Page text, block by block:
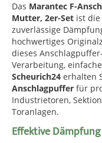
Das Marantec F-
Mutter, 2er-Set ist
zuverlässige
hochwertiges
dieses
Verarbeitung,
Scheurich24 erhalten
Anschlagpuffer für
Industrietoren,
Toranlagen.
Effektive